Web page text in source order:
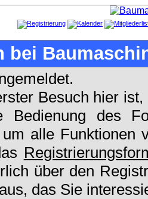
bei
Besuch hier
Bedienung des
alle Funktionen
über den
das Sie